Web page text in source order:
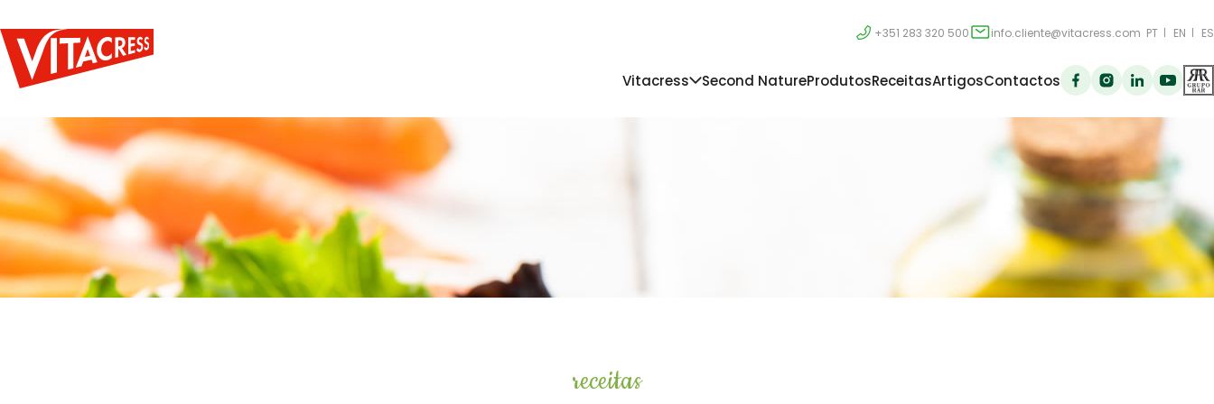
+351 283 320 500 info.cliente@vitacress.com PT EN ES
Vitacress Second NatureProdutosReceitasArtigosContactos
receitas